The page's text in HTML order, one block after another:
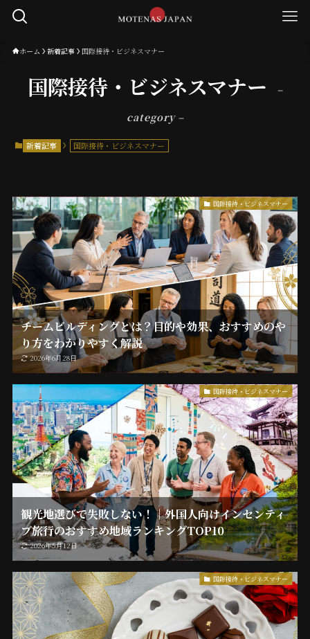
ホーム 新着記事 国際接待・ビジネスマナー
国際接待・ビジネスマナー
–
category –
新着記事 国際接待・ビジネスマナー
国際接待・ビジネスマナー
チームビルディングとは？目的や効果、おすすめのや
り方をわかりやすく解説
2026年6月28日
国際接待・ビジネスマナー
観光地選びで失敗しない！｜外国人向けインセンティ
ブ旅行のおすすめ地域ランキングTOP10
2026年5月12日
国際接待・ビジネスマナー